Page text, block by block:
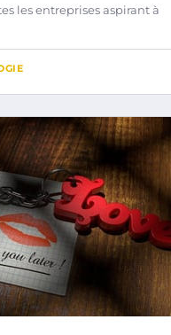
les entreprises aspirant à